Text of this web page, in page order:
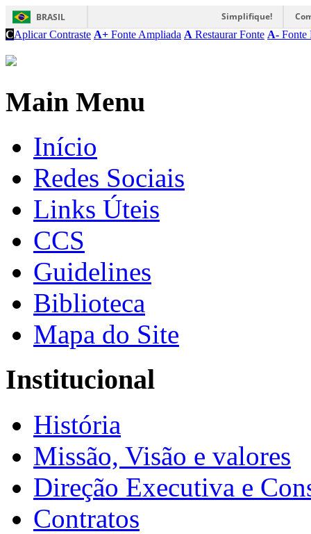
BRASIL Simplifique!
CAplicar Contraste A+ Fonte Ampliada A Restaurar Fonte A- Fonte
Main Menu
Início
Redes Sociais
Links Úteis
CCS
Guidelines
Biblioteca
Mapa do Site
Institucional
História
Missão, Visão e valores
Direção Executiva e
Contratos